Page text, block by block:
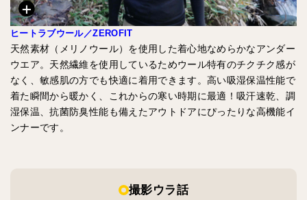
ヒートラブウール／ZEROFIT
天然素材（メリノウール）を使用した着心地なめらかなアンダー
ウエア。天然繊維を使用しているためウール特有のチクチク感が
なく、敏感肌の方でも快適に着用できます。高い吸湿保温性能で
着た瞬間から暖かく、これからの寒い時期に最適！吸汗速乾、調
湿保温、抗菌防臭性能も備えたアウトドアにぴったりな高機能イ
ンナーです。
撮影ウラ話